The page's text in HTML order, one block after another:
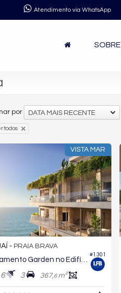
Atendimento via WhatsApp
SOBRE
por DATA MAIS RECENTE
todos
VISTA MAR
#1.301
- PRAIA BRAVA
Apartamento Garden no Edifício Brava Concetto
6 3 367,6m²